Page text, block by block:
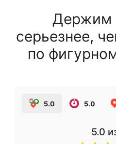
Держим
серьезнее,
по
5.0 5.0
5.0